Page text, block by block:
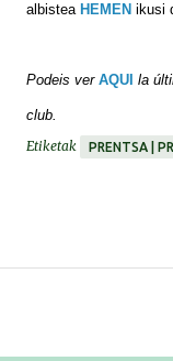
albistea HEMEN ikusi
Podeis ver AQUI la
club.
Etiketak
PRENTSA |